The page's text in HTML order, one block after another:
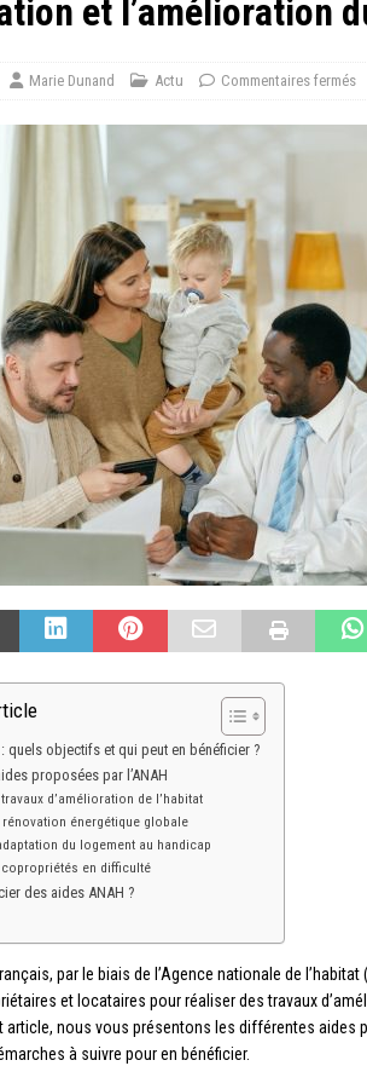
et l’amélioration
Marie Dunand Actu Commentaires fermés
quels objectifs et qui peut en bénéficier ?
proposées par l’ANAH
d’amélioration de l’habitat
rénovation énergétique globale
du logement au handicap
copropriétés en difficulté
des aides ANAH ?
par le biais de l’Agence nationale de
et locataires pour réaliser des travaux
article, nous vous présentons les différentes aides
à suivre pour en bénéficier.